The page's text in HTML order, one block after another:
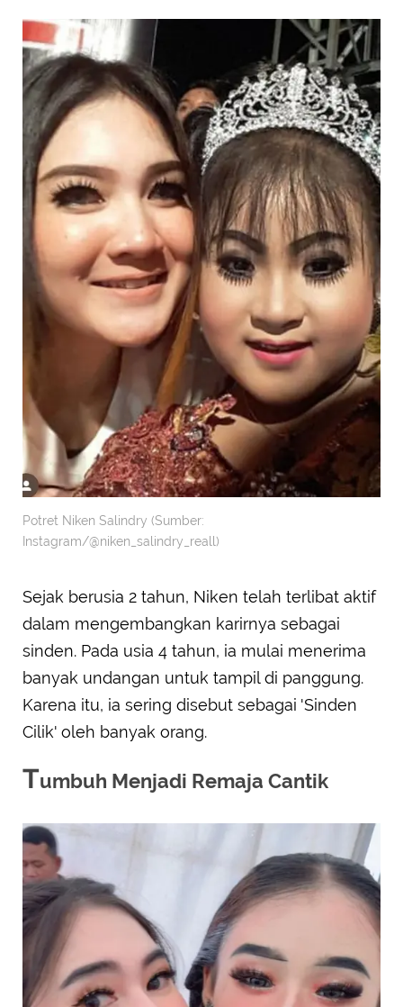
Potret Niken Salindry (Sumber:
Instagram/@niken_salindry_reall)
Sejak berusia 2 tahun, Niken telah terlibat aktif
dalam mengembangkan karirnya sebagai
sinden. Pada usia 4 tahun, ia mulai menerima
banyak undangan untuk tampil di panggung.
Karena itu, ia sering disebut sebagai 'Sinden
Cilik' oleh banyak orang.
Tumbuh Menjadi Remaja Cantik